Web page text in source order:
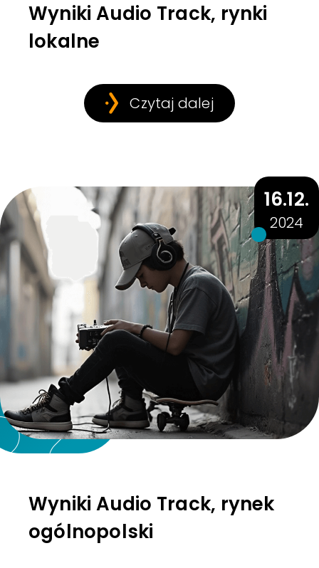
Wyniki Audio Track, rynki
lokalne
Czytaj dalej
Wyniki Audio Track, rynek
ogólnopolski
16.12.
2024